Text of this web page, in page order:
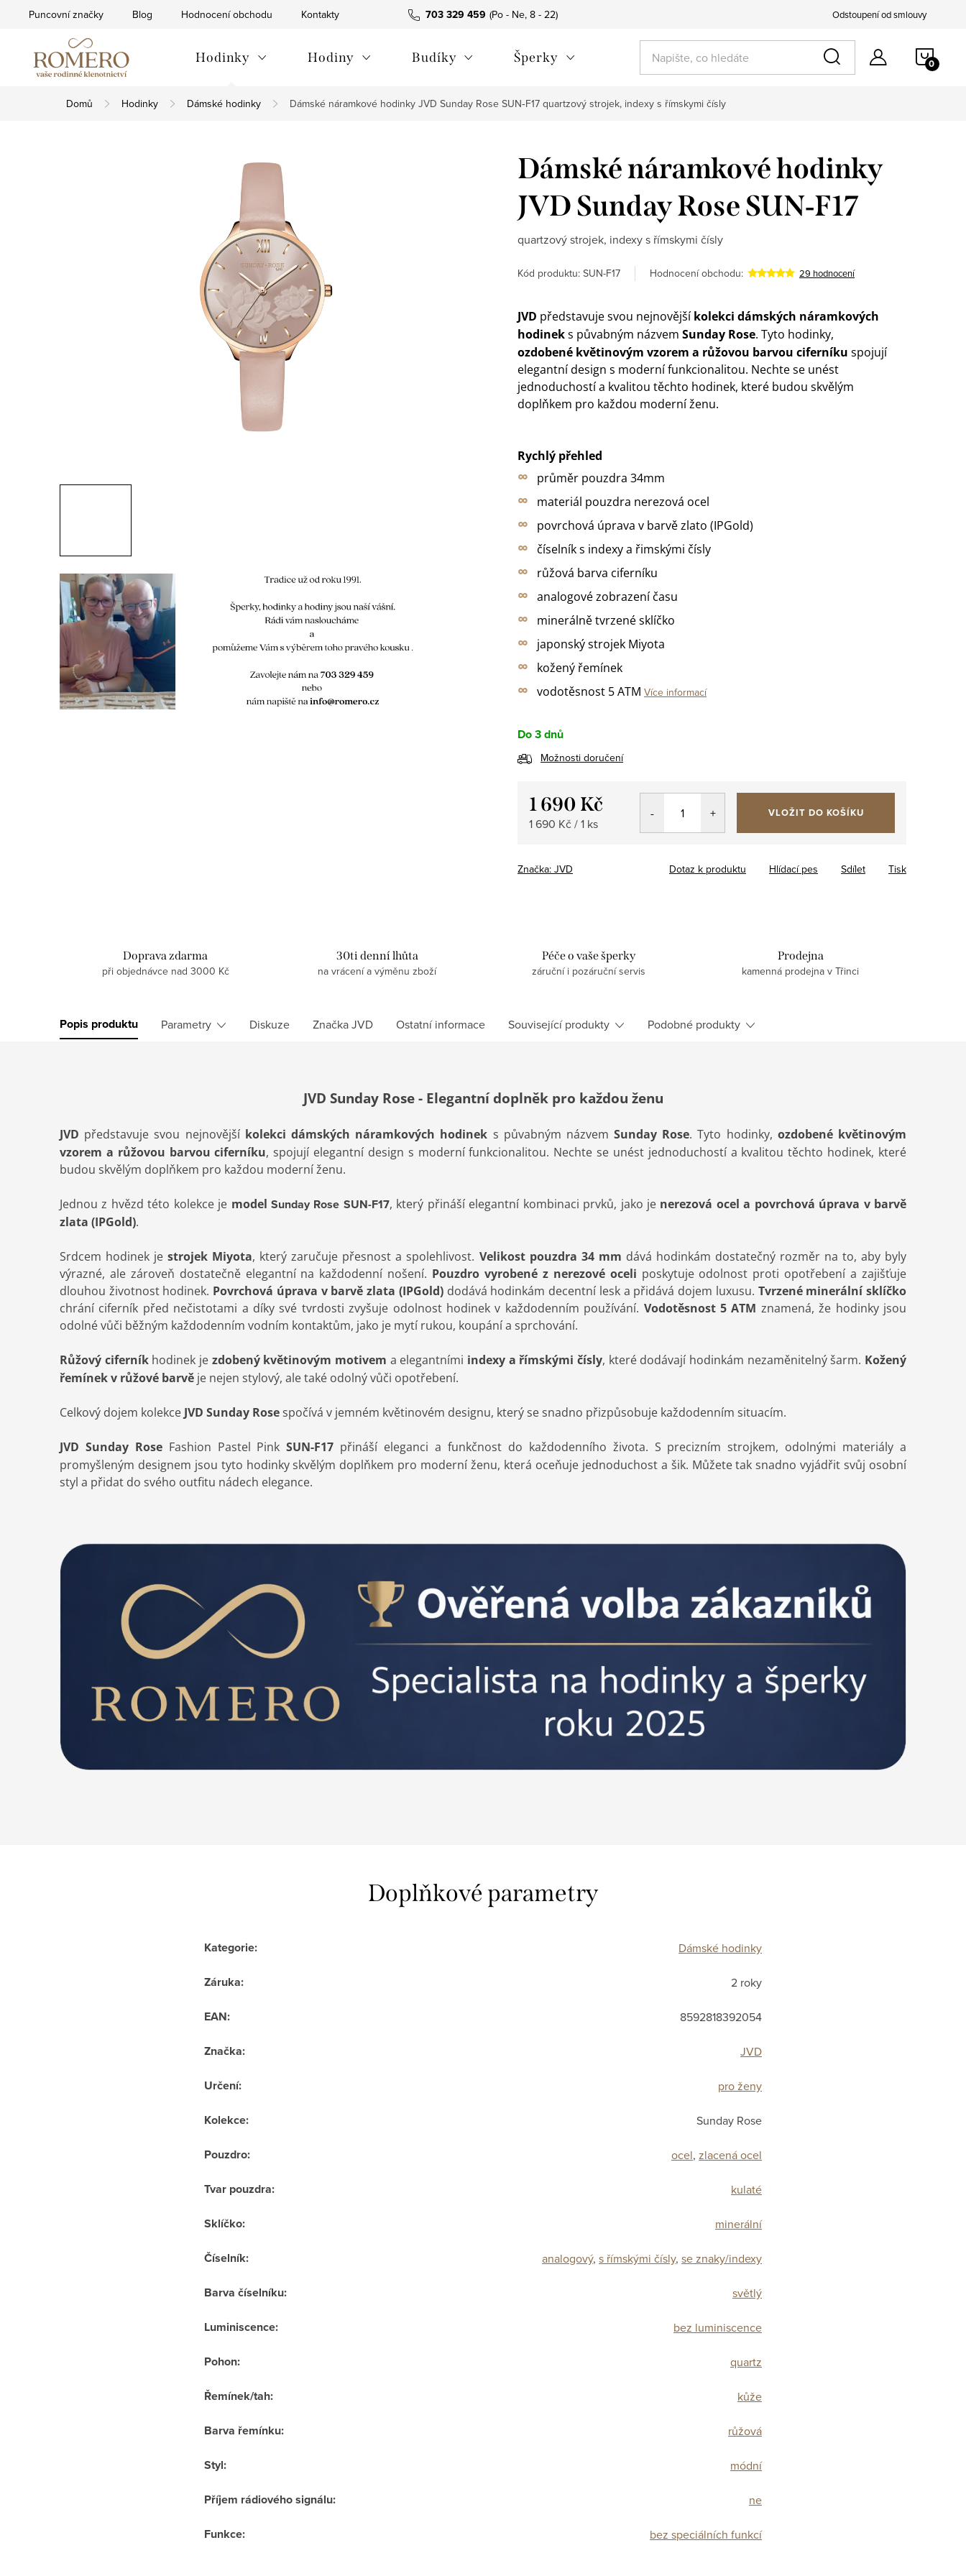
703 329 459
Puncovní značky Blog Hodnocení obchodu Kontakty Odstoupení od smlouvy
Hodinky Hodiny Budíky Šperky
Domů Hodinky Dámské hodinky Dámské náramkové hodinky JVD Sunday Rose SUN‑F17 quartzový strojek, indexy s římskymi čísly
Dámské náramkové hodinky
JVD Sunday Rose SUN‑F17
quartzový strojek, indexy s římskymi čísly
Kód produktu: SUN-F17 Hodnocení obchodu: 29 hodnocení
JVD představuje svou nejnovějšíkolekci dámských náramkových
hodineks půvabným názvem Sunday Rose. Tyto hodinky,
ozdobené květinovým vzorem a růžovou barvou ciferníku spojují
elegantní design s moderní funkcionalitou. Nechte se unést
jednoduchostí a kvalitou těchto hodinek, které budou skvělým
doplňkem pro každou moderní ženu.
Rychlý přehled
∞ průměr pouzdra 34mm
∞ materiál pouzdra nerezová ocel
∞ povrchová úprava v barvě zlato (IPGold)
∞ číselník s indexy a řimskými čísly
∞ růžová barva ciferníku
∞ analogové zobrazení času
∞ minerálně tvrzené sklíčko
∞ japonský strojek Miyota
∞ kožený řemínek
∞ vodotěsnost 5 ATM Více informací
Do 3 dnů
Možnosti doručení
1 690 Kč
Měrná
1 690 Kč / 1 ks
VLOŽIT DO KOŠÍKU
Značka: JVD Tisk
Dotaz k produktu Hlídací pes Sdílet
Doprava zdarma
při objednávce nad 3000 Kč
30ti denní lhůta
na vrácení a výměnu zboží
Péče o vaše šperky
záruční i pozáruční servis
Prodejna
kamenná prodejna v Třinci
Popis produktu Parametry Diskuze ZnačkaJVD Ostatní informace Související produkty Podobné produkty
JVD Sunday Rose - Elegantní doplněk pro každou ženu
JVD představuje svou nejnovější kolekci dámských náramkových hodinek s půvabným názvemSunday Rose. Tyto hodinky, ozdobené květinovým
vzorem a růžovou barvou ciferníku, spojují elegantní design s moderní funkcionalitou. Nechte se unést jednoduchostí a kvalitou těchto hodinek, které
budou skvělým doplňkem pro každou moderní ženu.
Jednou z hvězd této kolekce je modelSunday Rose SUN-F17, který přináší elegantní kombinaci prvků, jako je nerezová ocel a povrchová úprava v barvě
zlata (IPGold).
Srdcem hodinek jestrojek Miyota, který zaručuje přesnost a spolehlivost. Velikost pouzdra 34 mm dává hodinkám dostatečný rozměr na to, aby byly
výrazné, ale zároveň dostatečně elegantní na každodenní nošení. Pouzdro vyrobené z nerezové oceli poskytuje odolnost proti opotřebení a zajišťuje
dlouhou životnost hodinek. Povrchová úprava v barvě zlata (IPGold)dodává hodinkám decentní lesk a přidává dojem luxusu. Tvrzené minerální sklíčko
chrání ciferník před nečistotami a díky své tvrdosti zvyšuje odolnost hodinek v každodenním používání. Vodotěsnost 5 ATM znamená, že hodinky jsou
odolné vůči běžným každodenním vodním kontaktům, jako je mytí rukou, koupání a sprchování.
Růžový ciferníkhodinek je zdobený květinovým motivem a elegantními indexy a římskými čísly, které dodávají hodinkám nezaměnitelný šarm. Kožený
řemínek v růžové barvě je nejen stylový, ale také odolný vůči opotřebení.
Celkový dojem kolekce JVD Sunday Rosespočívá v jemném květinovém designu, který se snadno přizpůsobuje každodenním situacím.
JVD Sunday RoseFashion Pastel Pink SUN-F17 přináší eleganci a funkčnost do každodenního života. S precizním strojkem, odolnými materiály a
promyšleným designem jsou tyto hodinky skvělým doplňkem pro moderní ženu, která oceňuje jednoduchost a šik. Můžete tak snadno vyjádřit svůj osobní
styl a přidat do svého outfitu nádech elegance.
Doplňkové parametry
Kategorie: Dámské hodinky
Záruka: 2 roky
EAN: 8592818392054
Značka: JVD
Určení: pro ženy
Kolekce: Sunday Rose
Pouzdro: ocel, zlacená ocel
Tvar pouzdra: kulaté
Sklíčko: minerální
Číselník: analogový, s římskými čísly, se znaky/indexy
Barva číselníku: světlý
Luminiscence: bez luminiscence
Pohon: quartz
Řemínek/tah: kůže
Barva řemínku: růžová
Styl: módní
Příjem rádiového signálu: ne
Funkce: bez speciálních funkcí